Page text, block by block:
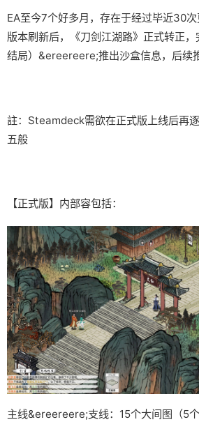
EA至今7个好多月，存在于经过毕近30
版本刷新后，《刀剑江湖路》正式转正
结局）&ereereere;推出沙盒信息，后续
註：Steamdeck需欲在正式版上线后再
五般
【正式版】内部容包括：
主线&ereereere;支线：15个大间图（5